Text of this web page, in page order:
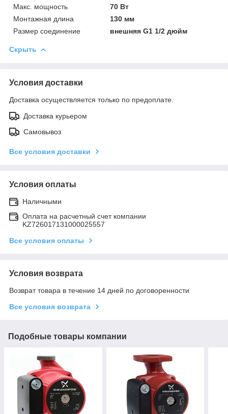
Макс. мощность
70 Вт
Монтажная длина
130 мм
Размер соединение
внешняя G1 1/2 дюйм
Скрыть
Условия доставки
Доставка осуществляется только по предоплате.
Доставка курьером
Самовывоз
Все условия доставки
Условия оплаты
Наличными
Оплата на расчетный счет компании
KZ726017131000025557
Все условия оплаты
Условия возврата
Возврат товара в течение 14 дней по договоренности
Все условия возврата
Подобные товары компании